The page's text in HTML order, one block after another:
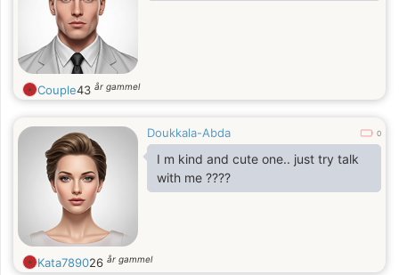
Couple43 år gammel
Doukkala-Abda 0
I m kind and cute one.. just try talk
with me ????
Kata789026 år gammel